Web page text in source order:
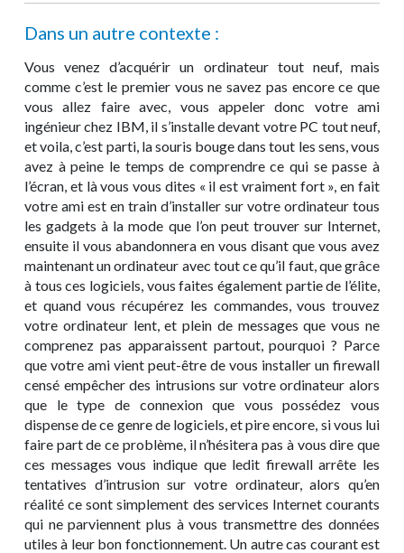
Dans un autre contexte :
Vous venez d’acquérir un ordinateur tout neuf, mais
comme c’est le premier vous ne savez pas encore ce que
vous allez faire avec, vous appeler donc votre ami
ingénieur chez IBM, il s’installe devant votre PC tout neuf,
et voila, c’est parti, la souris bouge dans tout les sens, vous
avez à peine le temps de comprendre ce qui se passe à
l’écran, et là vous vous dites « il est vraiment fort », en fait
votre ami est en train d’installer sur votre ordinateur tous
les gadgets à la mode que l’on peut trouver sur Internet,
ensuite il vous abandonnera en vous disant que vous avez
maintenant un ordinateur avec tout ce qu’il faut, que grâce
à tous ces logiciels, vous faites également partie de l’élite,
et quand vous récupérez les commandes, vous trouvez
votre ordinateur lent, et plein de messages que vous ne
comprenez pas apparaissent partout, pourquoi ? Parce
que votre ami vient peut-être de vous installer un firewall
censé empêcher des intrusions sur votre ordinateur alors
que le type de connexion que vous possédez vous
dispense de ce genre de logiciels, et pire encore, si vous lui
faire part de ce problème, il n’hésitera pas à vous dire que
ces messages vous indique que ledit firewall arrête les
tentatives d’intrusion sur votre ordinateur, alors qu’en
réalité ce sont simplement des services Internet courants
qui ne parviennent plus à vous transmettre des données
utiles à leur bon fonctionnement. Un autre cas courant est